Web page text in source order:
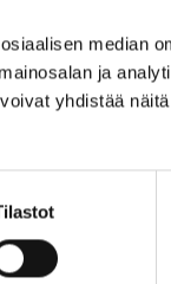
median
ja
yhdistää